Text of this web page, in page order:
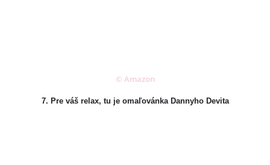
© Amazon
7. Pre váš relax, tu je omaľovánka Dannyho Devita